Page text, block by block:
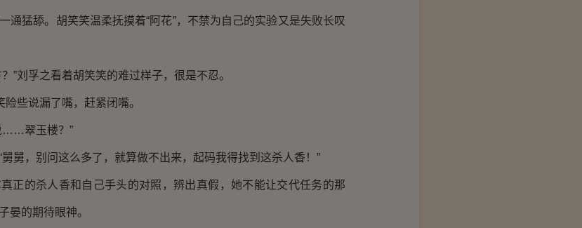
通猛舔。胡笑笑温柔抚摸着“阿花”，不禁为自己的实验又是失败长叹
”刘孚之看着胡笑笑的难过样子，很是不忍。
些说漏了嘴，赶紧闭嘴。
……翠玉楼？”
舅，别问这么多了，就算做不出来，起码我得找到这杀人香！”
正的杀人香和自己手头的对照，辨出真假，她不能让交代任务的那
晏的期待眼神。